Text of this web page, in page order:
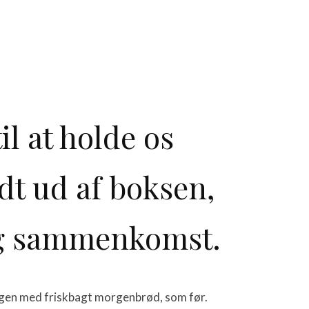
at holde os
ud af boksen,
med friskbagt morgenbrød, som før.